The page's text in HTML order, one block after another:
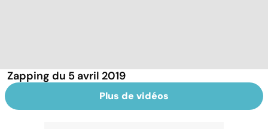
Zapping du 5 avril 2019
Plus de vidéos